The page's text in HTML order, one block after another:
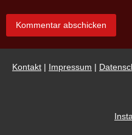
Kontakt | Impressum |